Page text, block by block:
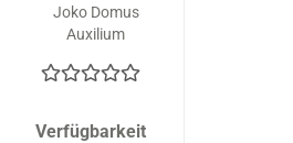
Joko Domus
Auxilium
Kombination
Verfügbarkeit